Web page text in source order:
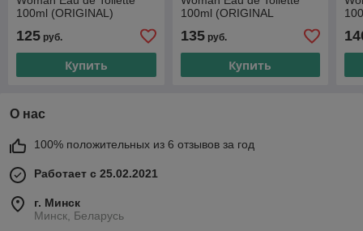
100ml (ORIGINAL)
125 руб.
Купить
100ml (ORIGINAL
135руб.
Купить
О нас
100% положительных из 6 отзывов за год
Работает с 25.02.2021
г. Минск
Минск, Беларусь